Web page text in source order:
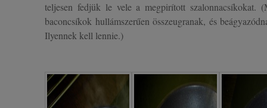
teljesen fedjük le vele a megpirított szalonnacsíkokat.
baconcsíkok hullámszerűen összeugranak, és
Ilyennek kell lennie.)